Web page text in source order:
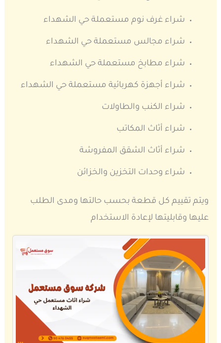
شراء غرف نوم مستعملة حي الشهداء
شراء مجالس مستعملة حي الشهداء
شراء مطابخ مستعملة حي الشهداء
شراء أجهزة كهربائية مستعملة حي الشهداء
شراء الكنب والطاولات
شراء أثاث المكاتب
شراء أثاث الشقق المفروشة
شراء وحدات التخزين والخزائن
ويتم تقييم كل قطعة بحسب حالتها ومدى الطلب
عليها وقابليتها لإعادة الاستخدام